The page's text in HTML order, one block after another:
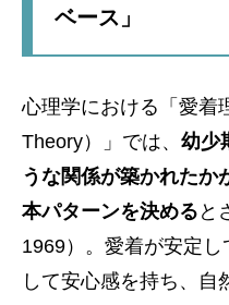
ベース」
心理学における「愛着
Theory）」では、 幼少
うな関係が築かれたか
本パターンを決める と
1969）。愛着が安定
して安心感を持ち、自